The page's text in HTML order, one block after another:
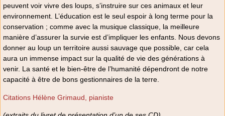
peuvent voir vivre des loups, s’instruire sur ces animaux et leur
environnement. L’éducation est le seul espoir à long terme pour la
conservation ; comme avec la musique classique, la meilleure
manière d’assurer la survie est d’impliquer les enfants. Nous devons
donner au loup un territoire aussi sauvage que possible, car cela
aura un immense impact sur la qualité de vie des générations à
venir. La santé et le bien-être de l’humanité dépendront de notre
capacité à être de bons gestionnaires de la terre.
Citations Hélène Grimaud, pianiste